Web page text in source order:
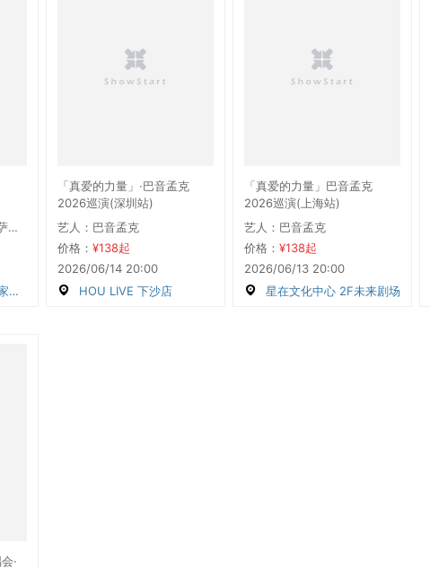
艺人：逃跑计划/谢天笑/萨满乐队The Samans/果味VC/岛屿心情/丢火车乐队/大波浪 • Dabo Lang/九宝乐队Nine Treasures/郁乐队（DIE FROM SORROW）/麻园诗人/奈热乐队/SULD战旗乐队/王喂马乐队/对角巷乐队/梅卡德尔乐队/春浪岛/安达组合/石岩/TANA乐队/浅水ShallowEnd/机械心/GEM宝石/ONER/亚森/颜人中/张星特/汉唐刃Ancient Blade/醒前休克/姚琛/纪念日/降落北极/傲日其愣/幸福邮局乐队/八斗才GODFATHER/五雷王乐队/HIGH5/巴音孟克/孟维来
「真爱的力量」·巴音孟克
2026巡演(深圳站)
艺人：巴音孟克
价格： ¥138起
2026/06/14 20:00
HOU LIVE 下沙店
「真爱的力量」巴音孟克
2026巡演(上海站)
艺人：巴音孟克
价格： ¥138起
2026/06/13 20:00
星在文化中心 2F未来剧场
·